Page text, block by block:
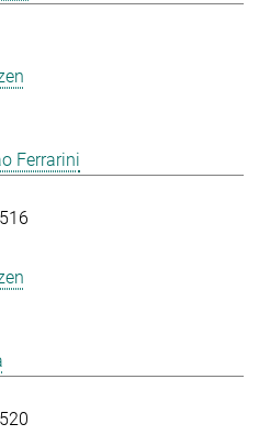
Ferrarini